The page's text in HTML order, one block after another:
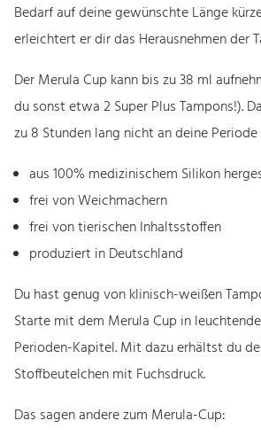
f
o
x
Bedarf auf deine gewünschte Länge
erleichtert er dir das Herausnehmen der
Der Merula Cup kann bis zu 38 ml
du sonst etwa 2 Super Plus Tampons!).
zu 8 Stunden lang nicht an deine Periode
aus 100% medizinischem Silikon
frei von Weichmachern
frei von tierischen Inhaltsstoffen
produziert in Deutschland
Du hast genug von klinisch-weißen
Starte mit dem Merula Cup in
Perioden-Kapitel. Mit dazu erhältst du
Stoffbeutelchen mit Fuchsdruck.
Das sagen andere zum Merula-Cup: